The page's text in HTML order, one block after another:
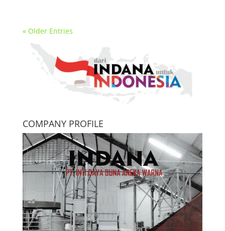
« Older Entries
COMPANY PROFILE